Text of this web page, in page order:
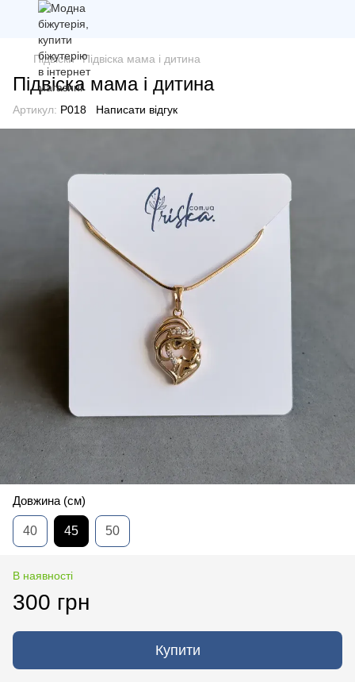
Підвіски Підвіска мама і дитина
Підвіска мама і дитина
Артикул: P018 Написати відгук
Довжина (см)
40 45 50
В наявності
300 грн
Купити